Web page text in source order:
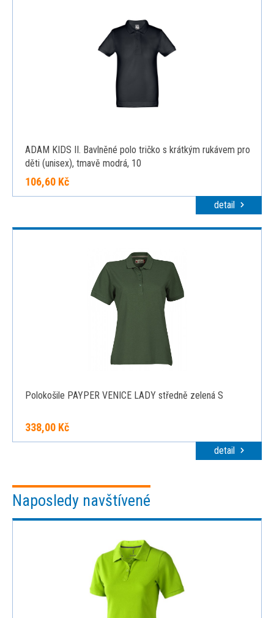
ADAM KIDS II. Bavlněné polo tričko s krátkým rukávem pro
děti (unisex), tmavě modrá, 10
106,60 Kč
detail
Polokošile PAYPER VENICE LADY středně zelená S
338,00 Kč
detail
Naposledy navštívené